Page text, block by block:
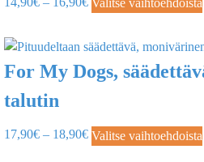
Valitse vaihtoehdoista
For My Dogs,
talutin
17,90€ – 18,90€ Valitse vaihtoehdoista